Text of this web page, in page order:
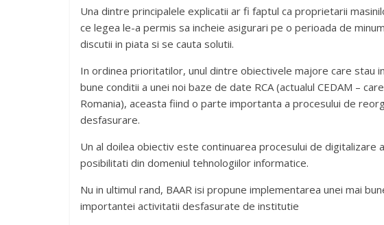
Una dintre principalele explicatii ar fi faptul ca proprietarii
ce legea le-a permis sa incheie asigurari pe o perioada de
discutii in piata si se cauta solutii.
In ordinea prioritatilor, unul dintre obiectivele majore care stau
bune conditii a unei noi baze de date RCA (actualul CEDAM –
Romania), aceasta fiind o parte importanta a procesului de
desfasurare.
Un al doilea obiectiv este continuarea procesului de digitalizare
posibilitati din domeniul tehnologiilor informatice.
Nu in ultimul rand, BAAR isi propune implementarea unei mai
importantei activitatii desfasurate de institutie